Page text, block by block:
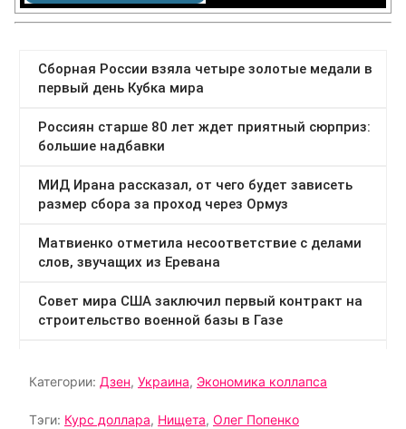
Категории: Дзен, Украина, Экономика коллапса
Тэги: Курс доллара, Нищета, Олег Попенко